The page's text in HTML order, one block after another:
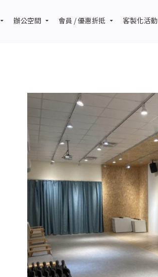
辦公空間 會員 / 優惠折抵 客製化活動